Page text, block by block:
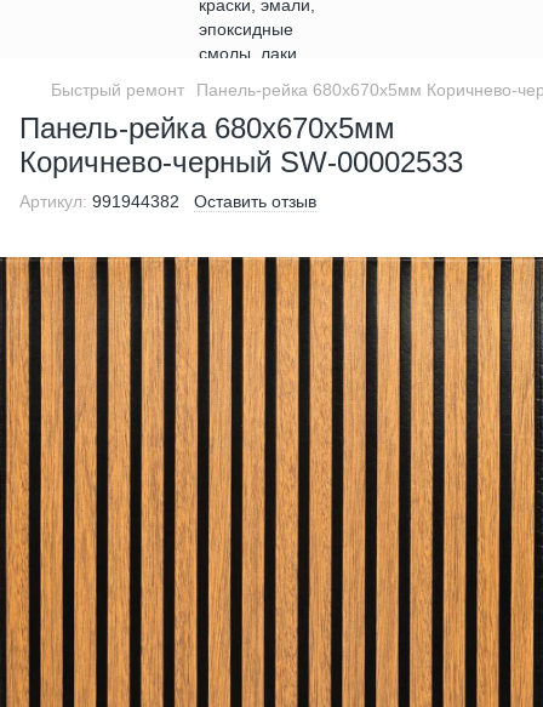
Быстрый ремонт Панель-рейка 680х670х5мм Коричнево-
Панель-рейка 680х670х5мм
Коричнево-черный SW-00002533
Артикул: 991944382 Оставить отзыв